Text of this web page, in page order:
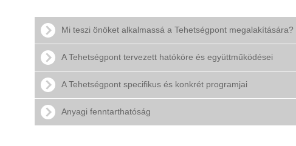
Mi teszi önöket alkalmassá a Tehetségpont megalakítására?
A Tehetségpont tervezett hatóköre és együttműködései
A Tehetségpont specifikus és konkrét programjai
Anyagi fenntarthatóság